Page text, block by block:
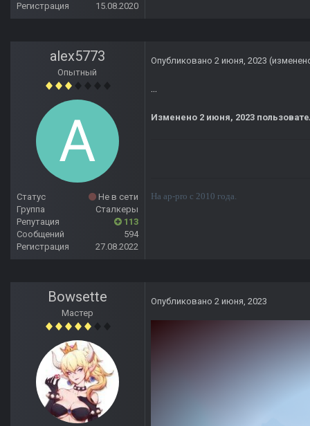
Регистрация
15.08.2020
alex5773
Опытный
Статус
Не в сети
Группа
Сталкеры
Репутация
113
Сообщений
594
Регистрация
27.08.2022
Опубликовано 2 июня, 2023
...
Изменено 2 июня, 2023
На ap-pro с 2010 года.
Bowsette
Мастер
Опубликовано 2 июня, 2023